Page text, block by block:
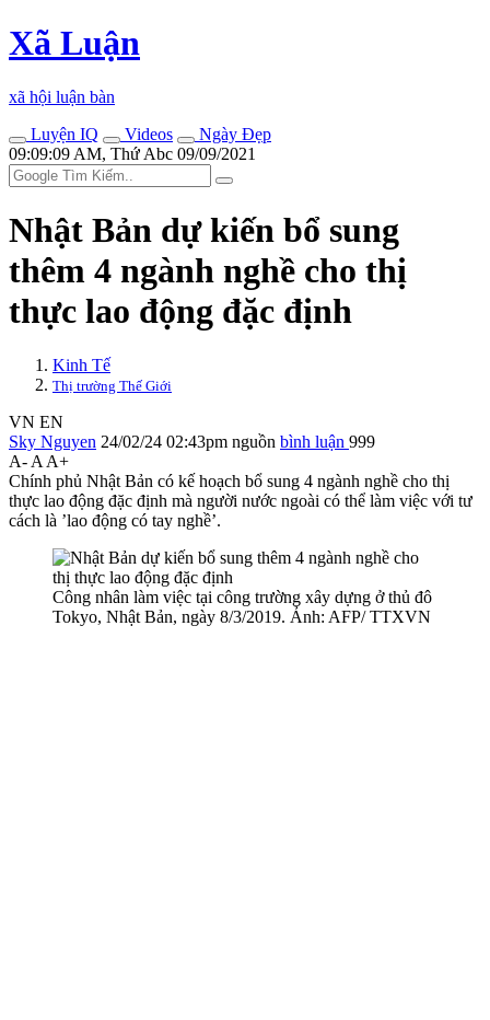
Xã Luận
xã hội luận bàn
Luyện IQ
Videos
Ngày Đẹp
09:09:09 AM, Thứ Abc 09/09/2021
Nhật Bản dự kiến bổ sung
thêm 4 ngành nghề cho thị
thực lao động đặc định
Kinh Tế
Thị trường Thế Giới
VN EN
Sky Nguyen 24/02/24 02:43pm nguồn bình luận 999
A- A A+
Chính phủ Nhật Bản có kế hoạch bổ sung 4 ngành nghề cho thị
thực lao động đặc định mà người nước ngoài có thể làm việc với tư
cách là ’lao động có tay nghề’.
Công nhân làm việc tại công trường xây dựng ở thủ đô
Tokyo, Nhật Bản, ngày 8/3/2019. Ảnh: AFP/ TTXVN